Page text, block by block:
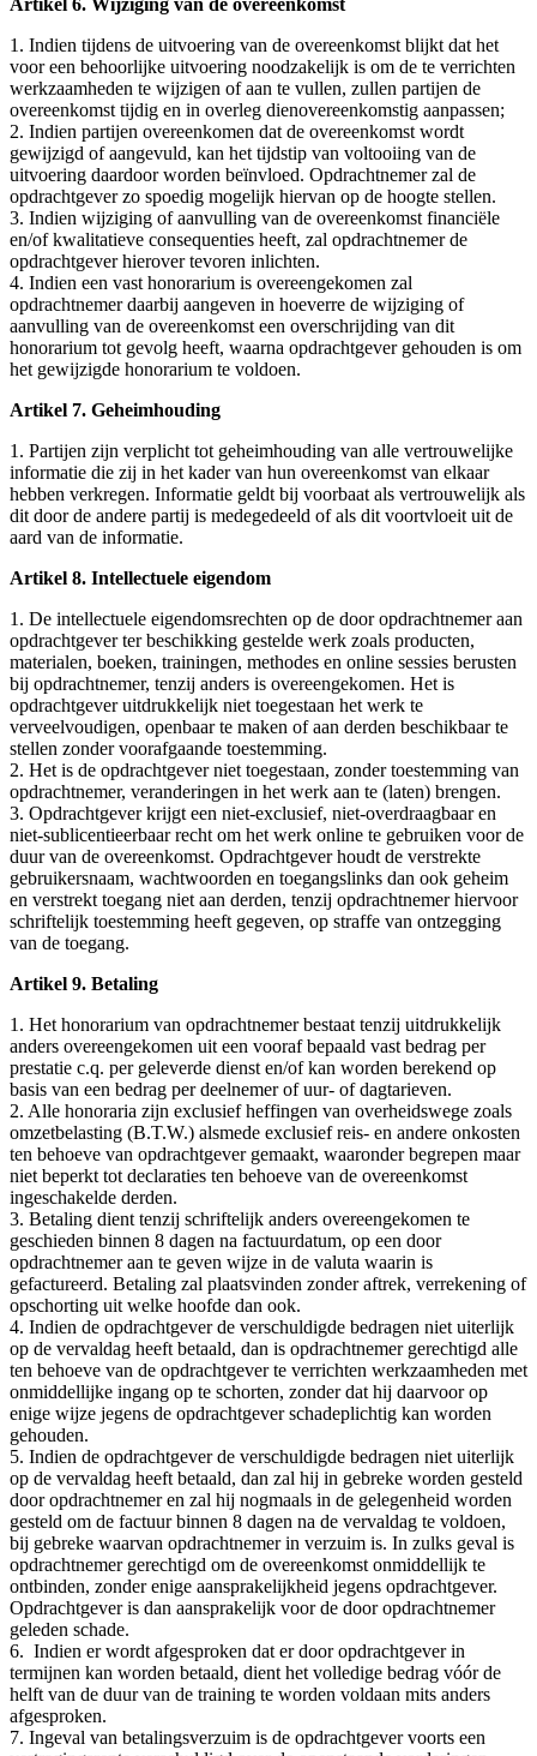
1. Indien tijdens de uitvoering van de overeenkomst blijkt dat het
voor een behoorlijke uitvoering noodzakelijk is om de te verrichten
werkzaamheden te wijzigen of aan te vullen, zullen partijen de
overeenkomst tijdig en in overleg dienovereenkomstig aanpassen;
2. Indien partijen overeenkomen dat de overeenkomst wordt
gewijzigd of aangevuld, kan het tijdstip van voltooiing van de
uitvoering daardoor worden beïnvloed. Opdrachtnemer zal de
opdrachtgever zo spoedig mogelijk hiervan op de hoogte stellen.
3. Indien wijziging of aanvulling van de overeenkomst financiële
en/of kwalitatieve consequenties heeft, zal opdrachtnemer de
opdrachtgever hierover tevoren inlichten.
4. Indien een vast honorarium is overeengekomen zal
opdrachtnemer daarbij aangeven in hoeverre de wijziging of
aanvulling van de overeenkomst een overschrijding van dit
honorarium tot gevolg heeft, waarna opdrachtgever gehouden is om
het gewijzigde honorarium te voldoen.
Artikel 7. Geheimhouding
1. Partijen zijn verplicht tot geheimhouding van alle vertrouwelijke
informatie die zij in het kader van hun overeenkomst van elkaar
hebben verkregen. Informatie geldt bij voorbaat als vertrouwelijk als
dit door de andere partij is medegedeeld of als dit voortvloeit uit de
aard van de informatie.
Artikel 8. Intellectuele eigendom
1. De intellectuele eigendomsrechten op de door opdrachtnemer aan
opdrachtgever ter beschikking gestelde werk zoals producten,
materialen, boeken, trainingen, methodes en online sessies berusten
bij opdrachtnemer, tenzij anders is overeengekomen. Het is
opdrachtgever uitdrukkelijk niet toegestaan het werk te
verveelvoudigen, openbaar te maken of aan derden beschikbaar te
stellen zonder voorafgaande toestemming.
2. Het is de opdrachtgever niet toegestaan, zonder toestemming van
opdrachtnemer, veranderingen in het werk aan te (laten) brengen.
3. Opdrachtgever krijgt een niet-exclusief, niet-overdraagbaar en
niet-sublicentieerbaar recht om het werk online te gebruiken voor de
duur van de overeenkomst. Opdrachtgever houdt de verstrekte
gebruikersnaam, wachtwoorden en toegangslinks dan ook geheim
en verstrekt toegang niet aan derden, tenzij opdrachtnemer hiervoor
schriftelijk toestemming heeft gegeven, op straffe van ontzegging
van de toegang.
Artikel 9. Betaling
1. Het honorarium van opdrachtnemer bestaat tenzij uitdrukkelijk
anders overeengekomen uit een vooraf bepaald vast bedrag per
prestatie c.q. per geleverde dienst en/of kan worden berekend op
basis van een bedrag per deelnemer of uur- of dagtarieven.
2. Alle honoraria zijn exclusief heffingen van overheidswege zoals
omzetbelasting (B.T.W.) alsmede exclusief reis- en andere onkosten
ten behoeve van opdrachtgever gemaakt, waaronder begrepen maar
niet beperkt tot declaraties ten behoeve van de overeenkomst
ingeschakelde derden.
3. Betaling dient tenzij schriftelijk anders overeengekomen te
geschieden binnen 8 dagen na factuurdatum, op een door
opdrachtnemer aan te geven wijze in de valuta waarin is
gefactureerd. Betaling zal plaatsvinden zonder aftrek, verrekening of
opschorting uit welke hoofde dan ook.
4. Indien de opdrachtgever de verschuldigde bedragen niet uiterlijk
op de vervaldag heeft betaald, dan is opdrachtnemer gerechtigd alle
ten behoeve van de opdrachtgever te verrichten werkzaamheden met
onmiddellijke ingang op te schorten, zonder dat hij daarvoor op
enige wijze jegens de opdrachtgever schadeplichtig kan worden
gehouden.
5. Indien de opdrachtgever de verschuldigde bedragen niet uiterlijk
op de vervaldag heeft betaald, dan zal hij in gebreke worden gesteld
door opdrachtnemer en zal hij nogmaals in de gelegenheid worden
gesteld om de factuur binnen 8 dagen na de vervaldag te voldoen,
bij gebreke waarvan opdrachtnemer in verzuim is. In zulks geval is
opdrachtnemer gerechtigd om de overeenkomst onmiddellijk te
ontbinden, zonder enige aansprakelijkheid jegens opdrachtgever.
Opdrachtgever is dan aansprakelijk voor de door opdrachtnemer
geleden schade.
6. Indien er wordt afgesproken dat er door opdrachtgever in
termijnen kan worden betaald, dient het volledige bedrag vóór de
helft van de duur van de training te worden voldaan mits anders
afgesproken.
7. Ingeval van betalingsverzuim is de opdrachtgever voorts een